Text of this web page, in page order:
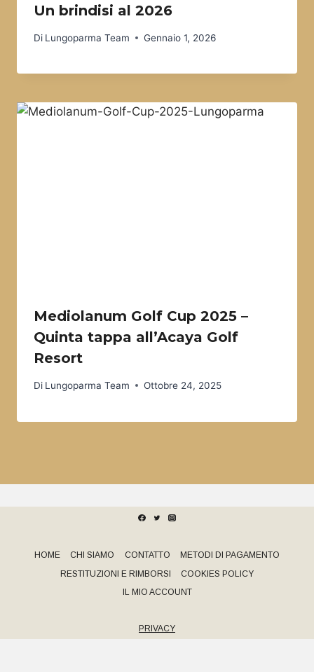
Un brindisi al 2026
Di Lungoparma Team Gennaio 1, 2026
Mediolanum Golf Cup 2025 –
Quinta tappa all’Acaya Golf
Resort
Di Lungoparma Team Ottobre 24, 2025
HOME CHI SIAMO CONTATTO
METODI DI PAGAMENTO
RESTITUZIONI E RIMBORSI
COOKIES POLICY
IL MIO ACCOUNT
PRIVACY